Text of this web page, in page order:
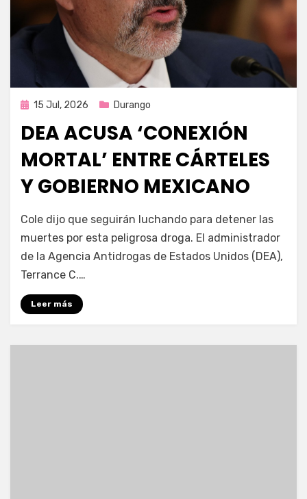
Publicada
15 Jul, 2026 Durango
DEA ACUSA ‘CONEXIÓN
MORTAL’ ENTRE CÁRTELES
Y GOBIERNO MEXICANO
por Fernando Miranda Servín
Cole dijo que seguirán luchando para detener las
muertes por esta peligrosa droga. El administrador
de la Agencia Antidrogas de Estados Unidos (DEA),
Terrance C.…
Leer más